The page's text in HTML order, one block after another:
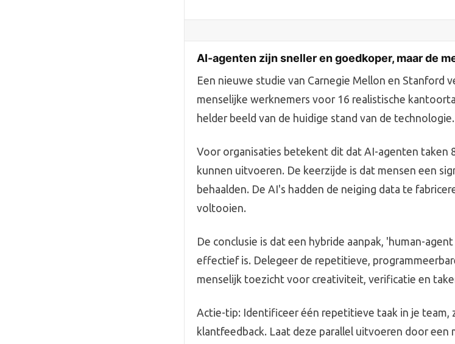
AI-agenten zijn sneller en goedkoper, maar de
Een nieuwe studie van Carnegie Mellon en Stanford
menselijke werknemers voor 16 realistische
helder beeld van de huidige stand van de technologie.
Voor organisaties betekent dit dat AI-agenten taken
kunnen uitvoeren. De keerzijde is dat mensen een
behaalden. De AI's hadden de neiging data te
voltooien.
De conclusie is dat een hybride aanpak, 'human-
effectief is. Delegeer de repetitieve,
menselijk toezicht voor creativiteit, verificatie en
Actie-tip: Identificeer één repetitieve taak in je team,
klantfeedback. Laat deze parallel uitvoeren door een